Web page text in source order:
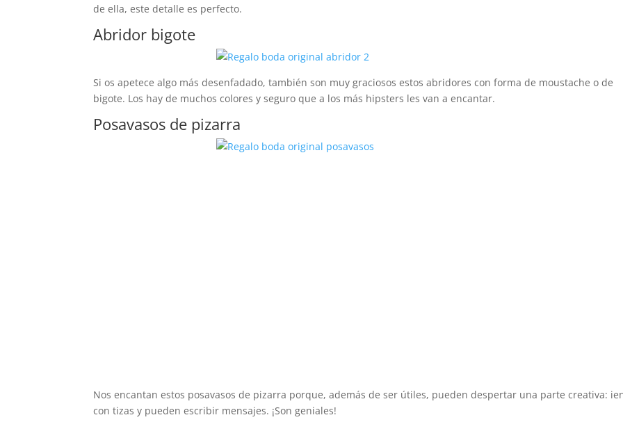
de ella, este detalle es perfecto.
Abridor bigote
Si os apetece algo más desenfadado, también son muy graciosos estos abridores con forma de moustache o de
bigote. Los hay de muchos colores y seguro que a los más hipsters les van a encantar.
Posavasos de pizarra
Nos encantan estos posavasos de pizarra porque, además de ser útiles, pueden despertar una parte creativa:
con tizas y pueden escribir mensajes. ¡Son geniales!